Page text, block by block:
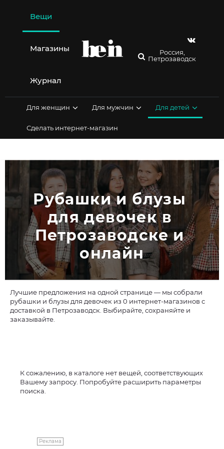
содержимому
Вещи
Магазины
Журнал
Россия,
Петрозаводск
Для женщин Для мужчин Для детей
Сделать интернет-магазин
Рубашки и блузы
для девочек в
Петрозаводске и
онлайн
Лучшие предложения на одной странице — мы собрали
рубашки и блузы для девочек из 0 интернет-магазинов с
доставкой в Петрозаводск. Выбирайте, сохраняйте и
заказывайте.
К сожалению, в каталоге нет вещей, соответствующих
Вашему запросу. Попробуйте расширить параметры
поиска.
Реклама